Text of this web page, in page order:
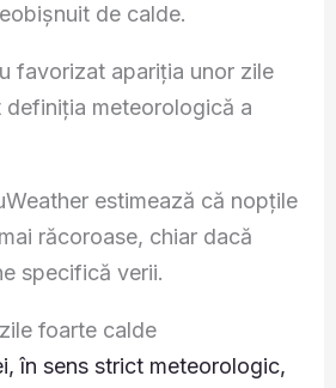
de calde.
favorizat apariția unor zile
definiția meteorologică a
estimează că nopțile
răcoroase, chiar dacă
specifică verii.
foarte calde
în sens strict meteorologic,